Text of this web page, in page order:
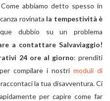
abbiamo detto spesso in
rovinata la tempestività è
dubbio su un problema
a contattare Salvaviaggio!
24 ore al giorno: prenditi
compilare i nostri moduli di
la tua disavventura. Ci
per capire come far